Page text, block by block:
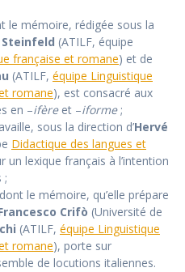
le mémoire, rédigée sous la
(ATILF, équipe
française et romane) et de
(ATILF, équipe Linguistique
romane), est consacré aux
en –ifèreet –iforme;
sous la direction d’Hervé
Didactique des langues et
un lexique français à l’intention
;
le mémoire, qu’elle prépare
Crifò (Université de
(ATILF, équipe Linguistique
romane), porte sur
de locutions italiennes.